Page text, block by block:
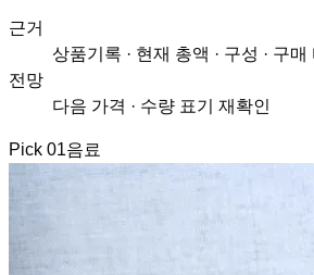
근거
상품기록 · 현재 총액 · 구성 · 구매
전망
다음 가격 · 수량 표기 재확인
Pick 01음료